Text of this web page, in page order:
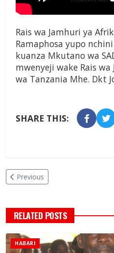
Rais wa Jamhuri ya
Ramaphosa yupo
kuanza Mkutano wa
mwenyeji wake Rais
wa Tanzania Mhe. Dkt
SHARE THIS:
Previous
RELATED POSTS
HABARI